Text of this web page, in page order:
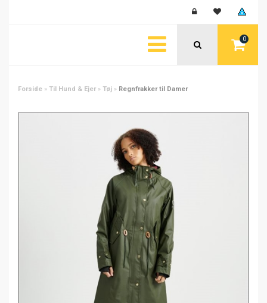
0
Forside » Til Hund & Ejer » Tøj » Regnfrakker til Damer